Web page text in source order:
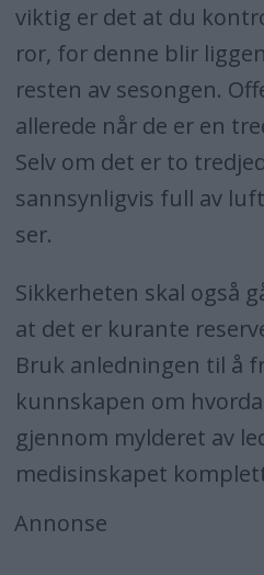
viktig er det at du
ror, for denne blir
resten av sesongen.
allerede når de er en
Selv om det er to
sannsynligvis full av
ser.
Sikkerheten skal også
at det er kurante
Bruk anledningen til å
kunnskapen om
gjennom mylderet av
medisinskapet
Annonse